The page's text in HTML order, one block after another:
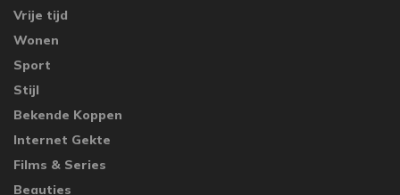
Vrije tijd
Wonen
Sport
Stijl
Bekende Koppen
Internet Gekte
Films & Series
Beauties